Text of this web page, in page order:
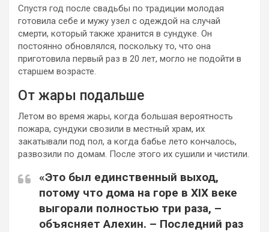
Спустя год после свадьбы по традиции молодая
готовила себе и мужу узел с одеждой на случай
смерти, который также хранится в сундуке. Он
постоянно обновлялся, поскольку то, что она
приготовила первый раз в 20 лет, могло не подойти в
старшем возрасте.
От жары подальше
Летом во время жары, когда большая вероятность
пожара, сундуки свозили в местный храм, их
закатывали под пол, а когда бабье лето кончалось,
развозили по домам. После этого их сушили и чистили.
«Это был единственный выход,
потому что дома на горе в XIX веке
выгорали полностью три раза, –
объясняет Алехин. – Последний раз